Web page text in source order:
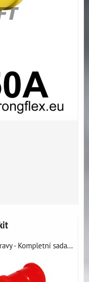
- Kompletní sada...